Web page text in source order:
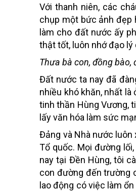
Với thanh niên, các
chụp một bức ảnh đẹp
làm cho đất nước ấy
thật tốt, luôn nhớ đạo lý
Thưa bà con, đồng bào,
Đất nước ta nay đã
nhiều khó khăn, nhất là
tinh thần Hùng Vương,
lấy văn hóa làm sức
Đảng và Nhà nước luôn
Tổ quốc. Mọi đường
nay tại Đền Hùng, tôi
con đường đến trường
lao động có việc làm